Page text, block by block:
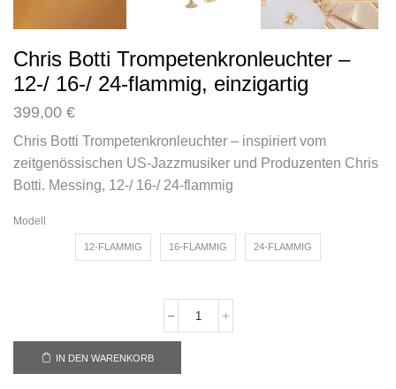
Chris Botti Trompetenkronleuchter –
12-/ 16-/ 24-flammig, einzigartig
399,00 €
Chris Botti Trompetenkronleuchter – inspiriert vom
zeitgenössischen US-Jazzmusiker und Produzenten Chris
Botti. Messing, 12-/ 16-/ 24-flammig
Modell
12-FLAMMIG 16-FLAMMIG 24-FLAMMIG
IN DEN WARENKORB